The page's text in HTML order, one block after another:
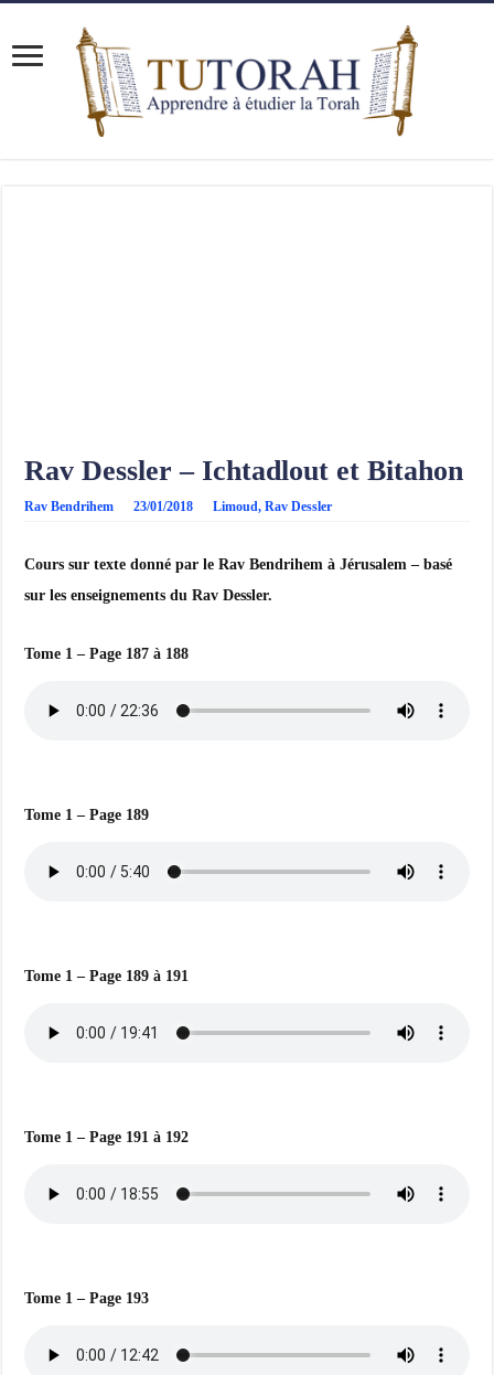
Rav Dessler – Ichtadlout et Bitahon
Rav Bendrihem 23/01/2018 Limoud,Rav Dessler
Cours sur texte donné par le Rav Bendrihem à Jérusalem – basé
sur les enseignements du Rav Dessler.
Tome 1 – Page 187 à 188
Tome 1 – Page 189
Tome 1 – Page 189 à 191
Tome 1 – Page 191 à 192
Tome 1 – Page 193